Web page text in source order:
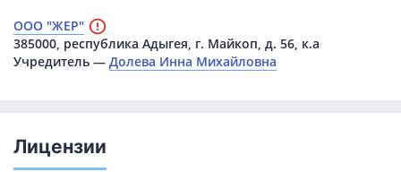
ООО "ЖЕР"
385000, республика Адыгея, г. Майкоп, д. 56, к.а
Учредитель — Долева Инна Михайловна
Лицензии